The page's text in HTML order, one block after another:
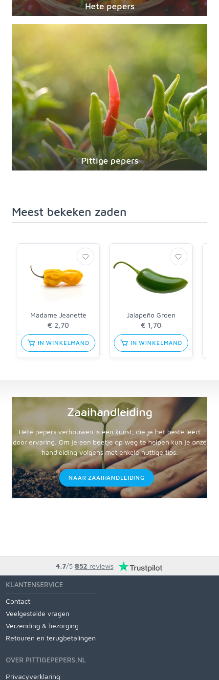
Hete pepers
Pittige pepers
Meest bekeken zaden
Madame Jeanette
€ 2,70
IN WINKELMAND
Jalapeño Groen
€ 1,70
IN WINKELMAND
Zaaihandleiding
Hete pepers verbouwen is een kunst, die je het beste leert
door ervaring. Om je een beetje op weg te helpen kun je onze
handleiding volgens met enkele nuttige tips.
NAAR ZAAIHANDLEIDING
4.7/5 852 reviews
KLANTENSERVICE
Contact
Veelgestelde vragen
Verzending & bezorging
Retouren en terugbetalingen
OVER PITTIGEPEPERS.NL
Privacyverklaring